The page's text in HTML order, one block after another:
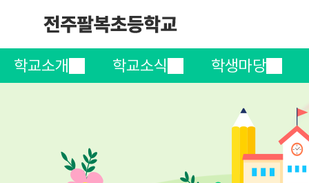
학교소개 학교소식 학생마당